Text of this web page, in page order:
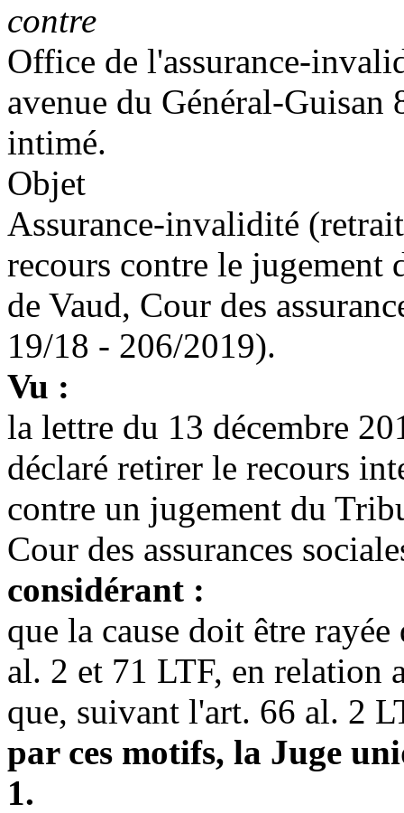
contre
Office de l'assurance-
avenue du Général-Guisan
intimé.
Objet
Assurance-invalidité
recours contre le jugement
de Vaud, Cour des
19/18 - 206/2019).
Vu :
la lettre du 13 décembre
déclaré retirer le recours
contre un jugement du
Cour des assurances
considérant :
que la cause doit être
al. 2 et 71 LTF, en relation
que, suivant l'art. 66 al. 2
par ces motifs, la Juge
1.